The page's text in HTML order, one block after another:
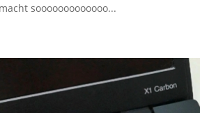
sooooooooooooo...